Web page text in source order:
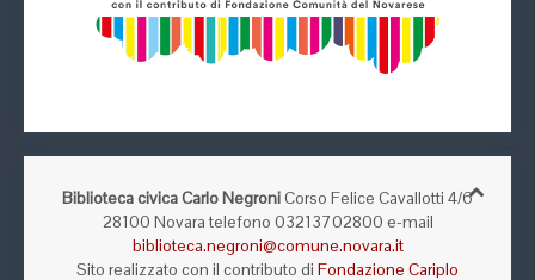
Biblioteca civica Carlo NegroniCorso Felice Cavallotti 4/6
28100 Novara telefono 03213702800 e-mail
biblioteca.negroni@comune.novara.it
Sito realizzato con il contributo di Fondazione Cariplo